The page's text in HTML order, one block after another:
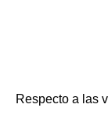
Respecto a las